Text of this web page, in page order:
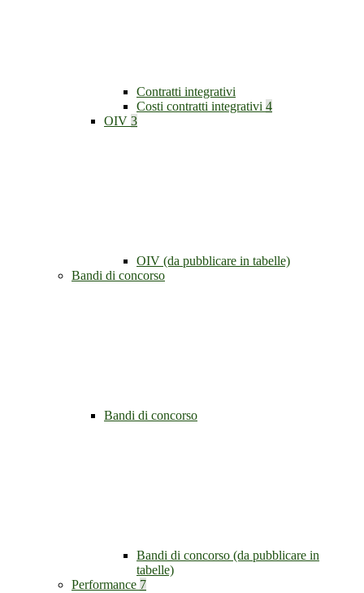
Contratti integrativi
Costi contratti integrativi 4
OIV 3
OIV (da pubblicare in tabelle)
Bandi di concorso
Bandi di concorso
Bandi di concorso (da pubblicare in
tabelle)
Performance 7